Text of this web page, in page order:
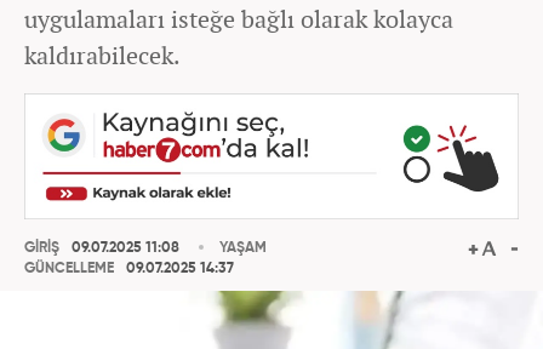
uygulamaları isteğe bağlı olarak kolayca
kaldırabilecek.
GİRİŞ
09.07.2025 11:08
GÜNCELLEME
09.07.2025 14:37
YAŞAM